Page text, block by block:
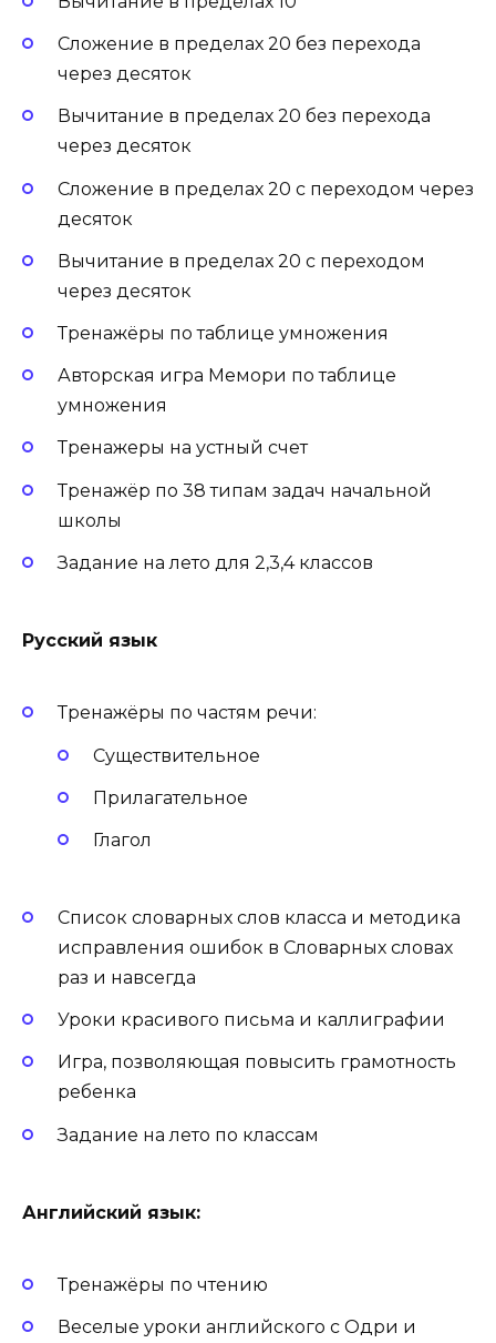
Сложение в пределах 20 без перехода
через десяток
Вычитание в пределах 20 без перехода
через десяток
Сложение в пределах 20 с переходом через
десяток
Вычитание в пределах 20 с переходом
через десяток
Тренажёры по таблице умножения
Авторская игра Мемори по таблице
умножения
Тренажеры на устный счет
Тренажёр по 38 типам задач начальной
школы
Задание на лето для 2,3,4 классов
Русский язык
Тренажёры по частям речи:
Существительное
Прилагательное
Глагол
Список словарных слов класса и методика
исправления ошибок в Словарных словах
раз и навсегда
Уроки красивого письма и каллиграфии
Игра, позволяющая повысить грамотность
ребенка
Задание на лето по классам
Английский язык:
Тренажёры по чтению
Веселые уроки английского с Одри и